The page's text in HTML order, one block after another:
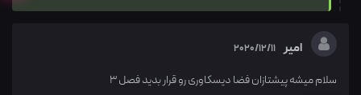
امیر 2020/12/11
سلام میشه پیشتازان فضا دیسکاوری رو قرار بدید فصل ۳